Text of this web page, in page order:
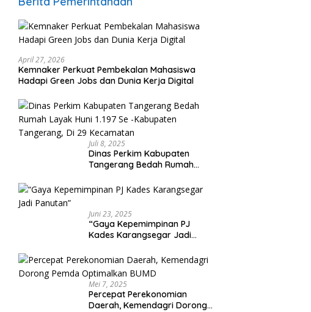
April 27, 2026
Kemnaker Perkuat Pembekalan Mahasiswa
Hadapi Green Jobs dan Dunia Kerja Digital
Juli 8, 2025
Dinas Perkim Kabupaten
Tangerang Bedah Rumah
Tangerang, Di 29 Kecamatan
Juni 23, 2025
“Gaya Kepemimpinan PJ
Kades Karangsegar Jadi
Mei 7, 2025
Percepat Perekonomian
Daerah, Kemendagri Dorong